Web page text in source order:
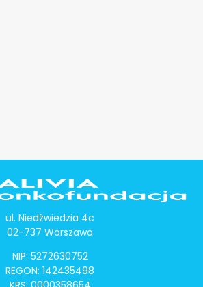
ul. Niedźwiedzia 4c
02-737 Warszawa
NIP: 5272630752
REGON: 142435498